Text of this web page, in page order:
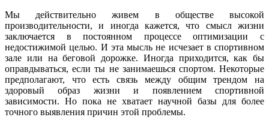
Мы действительно живем в обществе высокой
производительности, и иногда кажется, что смысл жизни
заключается в постоянном процессе оптимизации с
недостижимой целью. И эта мысль не исчезает в спортивном
зале или на беговой дорожке. Иногда приходится, как бы
оправдываться, если ты не занимаешься спортом. Некоторые
предполагают, что есть связь между общим трендом на
здоровый образ жизни и появлением спортивной
зависимости. Но пока не хватает научной базы для более
точного выявления причин этой проблемы.